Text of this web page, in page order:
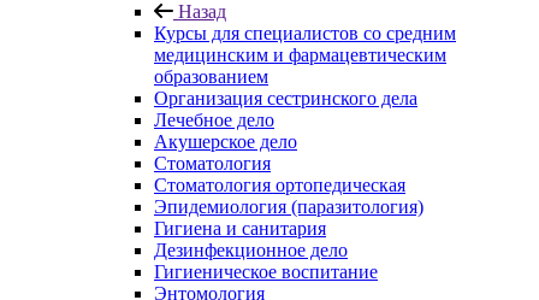
Назад
Курсы для специалистов со средним
медицинским и фармацевтическим
образованием
Организация сестринского дела
Лечебное дело
Акушерское дело
Стоматология
Стоматология ортопедическая
Эпидемиология (паразитология)
Гигиена и санитария
Дезинфекционное дело
Гигиеническое воспитание
Энтомология